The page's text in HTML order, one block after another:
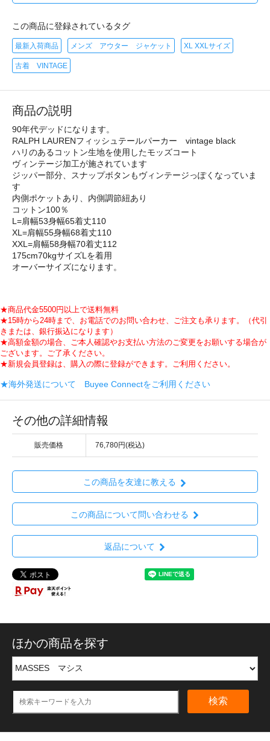
この商品に登録されているタグ
最新入荷商品 メンズ アウター ジャケット XL XXLサイズ
古着 VINTAGE
商品の説明
90年代デッドになります。
RALPH LAURENフィッシュテールパーカー vintage black
ハリのあるコットン生地を使用したモッズコート
ヴィンテージ加工が施されています
ジッパー部分、スナップボタンもヴィンテージっぽくなっていま
す
内側ポケットあり、内側調節紐あり
コットン100％
L=肩幅53身幅65着丈110
XL=肩幅55身幅68着丈110
XXL=肩幅58身幅70着丈112
175cm70kgサイズLを着用
オーバーサイズになります。
★商品代金5500円以上で送料無料
★15時から24時まで、お電話でのお問い合わせ、ご注文も承ります。（代引
きまたは、銀行振込になります）
★高額金額の場合、ご本人確認やお支払い方法のご変更をお願いする場合が
ございます。ご了承ください。
★新規会員登録は、購入の際に登録ができます。ご利用ください。
★海外発送について Buyee Connectをご利用ください
その他の詳細情報
販売価格 76,780円(税込)
この商品を友達に教える
この商品について問い合わせる
返品について
ほかの商品を探す
検索